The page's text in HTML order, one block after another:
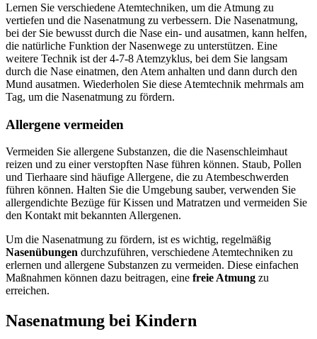
Lernen Sie verschiedene Atemtechniken, um die Atmung zu
vertiefen und die Nasenatmung zu verbessern. Die Nasenatmung,
bei der Sie bewusst durch die Nase ein- und ausatmen, kann helfen,
die natürliche Funktion der Nasenwege zu unterstützen. Eine
weitere Technik ist der 4-7-8 Atemzyklus, bei dem Sie langsam
durch die Nase einatmen, den Atem anhalten und dann durch den
Mund ausatmen. Wiederholen Sie diese Atemtechnik mehrmals am
Tag, um die Nasenatmung zu fördern.
Allergene vermeiden
Vermeiden Sie allergene Substanzen, die die Nasenschleimhaut
reizen und zu einer verstopften Nase führen können. Staub, Pollen
und Tierhaare sind häufige Allergene, die zu Atembeschwerden
führen können. Halten Sie die Umgebung sauber, verwenden Sie
allergendichte Bezüge für Kissen und Matratzen und vermeiden Sie
den Kontakt mit bekannten Allergenen.
Um die Nasenatmung zu fördern, ist es wichtig, regelmäßig
Nasenübungen durchzuführen, verschiedene Atemtechniken zu
erlernen und allergene Substanzen zu vermeiden. Diese einfachen
Maßnahmen können dazu beitragen, eine freie Atmung zu
erreichen.
Nasenatmung bei Kindern